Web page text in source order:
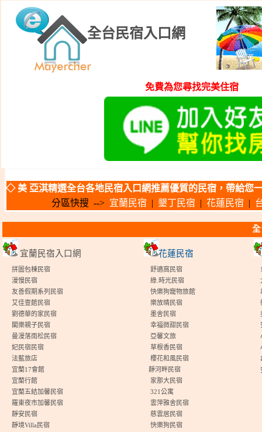
全台民宿入口網
免費為您尋找完美住宿
◇美 亞淇精選全台各地民宿入口網推薦優質的民宿，帶給您
分區快搜 --> 宜蘭民宿 | 墾丁民宿 | 花蓮民宿 |
宜蘭民宿入口網 花蓮民宿
拼圖包棟民宿
漫慢民宿
友善假期系列民宿
艾佳壹館民宿
劉德華的家民宿
閣樂親子民宿
曼漫落雨松民宿
妃民宿民宿
法藍旅店
宜蘭17會館
宜蘭行館
宜蘭五結加馨民宿
羅東夜市加馨民宿
靜安民宿
靜境Villa民宿
舒適窩民宿
綠.時光民宿
快樂狗寵物旅館
樂放晴民宿
墨舍民宿
幸福微甜民宿
亞馨文旅
草根香民宿
櫻花和風民宿
靜河畔民宿
家那大民宿
321公寓
雲萍雅舍民宿
慈雲居民宿
快樂狗民宿